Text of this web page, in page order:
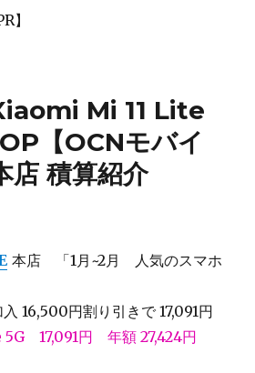
】
Mi 11 Lite
【OCNモバイ
店 積算紹介
本店 「1月~2月 人気のスマホ
16,500円割り引きで 17,091円
17,091円 年額 27,424円